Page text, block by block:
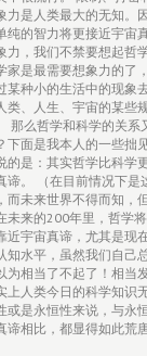
力是人类最大的无知。
纯的智力将更接近宇宙
力，我们不禁要想起哲
家是最需要想象力的了
某种小的生活中的现象
类、人生、宇宙的某些
那么哲学和科学的关系
下面是我本人的一些拙
的是：其实哲学比科学
谛。 （在目前情况下是
而未来世界不得而知，
未来的200年里，哲学
近宇宙真谛，尤其是现
知水平，虽然我们自己
为相当了不起了！相当
上人类今日的科学知识
或是永恒性来说，与永
谛相比，都显得如此荒